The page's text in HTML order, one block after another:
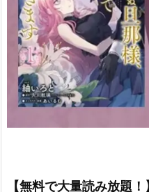
【無料で大量読み放題